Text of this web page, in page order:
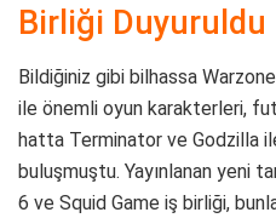
Birliği Duyuruldu
Bildiğiniz gibi bilhassa
ile önemli oyun karakterleri,
hatta Terminator ve Godzilla
buluşmuştu. Yayınlanan yeni
6 ve Squid Game iş birliği,